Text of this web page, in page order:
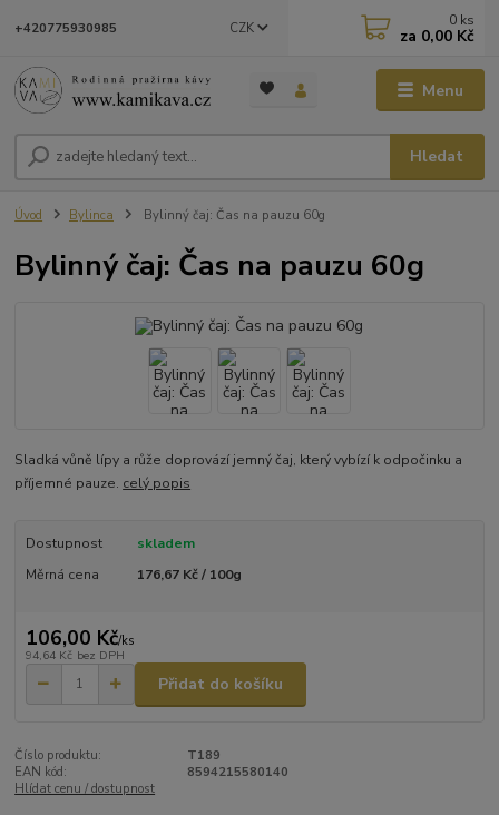
Menu
CZK
Hledat
+420775930985 0 ks
za 0,00 Kč
Úvod Bylinca Bylinný čaj: Čas na pauzu 60g
Bylinný čaj: Čas na pauzu 60g
Sladká vůně lípy a růže doprovází jemný čaj, který vybízí k odpočinku a
příjemné pauze. celý popis
Dostupnost
skladem
Měrná cena
176,67 Kč / 100g
106,00 Kč/ks
94,64 Kč bez DPH
Přidat do košíku
Číslo produktu:
T189
EAN kód:
8594215580140
Hlídat cenu / dostupnost